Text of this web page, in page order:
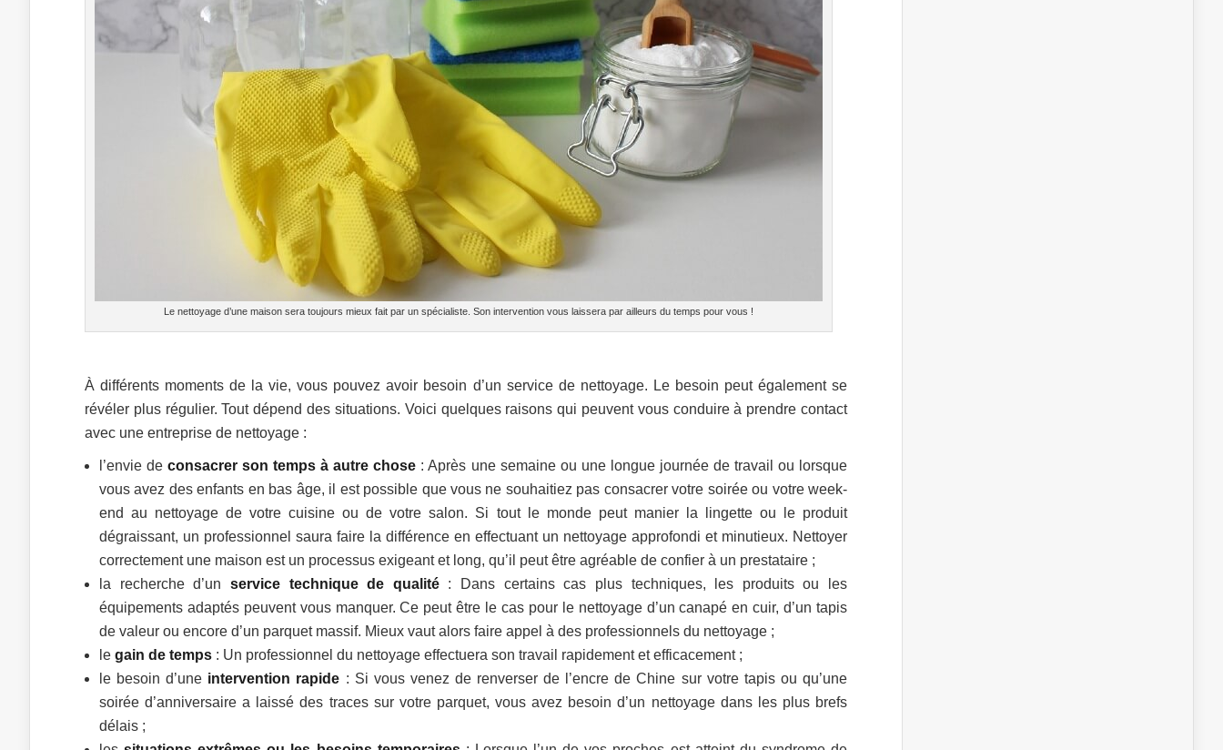
Le nettoyage d’une maison sera toujours mieux fait par un spécialiste. Son intervention vous laissera par ailleurs du temps pour vous !
À différents moments de la vie, vous pouvez avoir besoin d’un service de nettoyage. Le besoin peut également se
révéler plus régulier. Tout dépend des situations. Voici quelques raisons qui peuvent vous conduire à prendre contact
avec une entreprise de nettoyage :
l’envie deconsacrer son temps à autre chose : Après une semaine ou une longue journée de travail ou lorsque
vous avez des enfants en bas âge, il est possible que vous ne souhaitiez pas consacrer votre soirée ou votre week-
end au nettoyage de votre cuisine ou de votre salon. Si tout le monde peut manier la lingette ou le produit
dégraissant, un professionnel saura faire la différence en effectuant un nettoyage approfondi et minutieux. Nettoyer
correctement une maison est un processus exigeant et long, qu’il peut être agréable de confier à un prestataire ;
la recherche d’un service technique de qualité: Dans certains cas plus techniques, les produits ou les
équipements adaptés peuvent vous manquer. Ce peut être le cas pour le nettoyage d’un canapé en cuir, d’un tapis
de valeur ou encore d’un parquet massif. Mieux vaut alors faire appel à des professionnels du nettoyage ;
le gain de temps : Un professionnel du nettoyage effectuera son travail rapidement et efficacement ;
le besoin d’une intervention rapide : Si vous venez de renverser de l’encre de Chine sur votre tapis ou qu’une
soirée d’anniversaire a laissé des traces sur votre parquet, vous avez besoin d’un nettoyage dans les plus brefs
délais ;